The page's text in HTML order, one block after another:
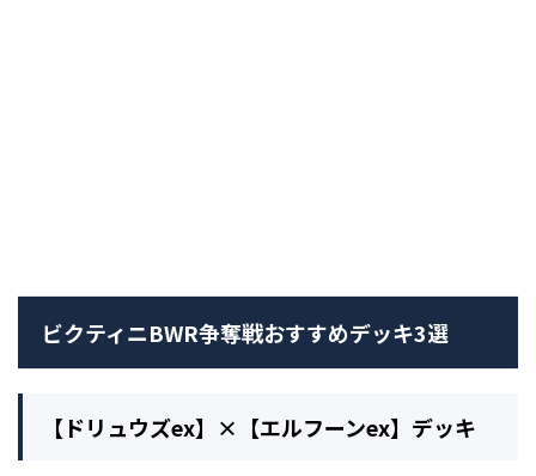
ビクティニBWR争奪戦おすすめデッキ3選
【ドリュウズex】×【エルフーンex】デッキ